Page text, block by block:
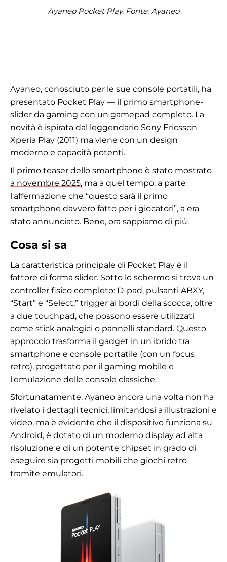
Ayaneo Pocket Play. Fonte: Ayaneo
Ayaneo, conosciuto per le sue console portatili, ha
presentato Pocket Play — il primo smartphone-
slider da gaming con un gamepad completo. La
novità è ispirata dal leggendario Sony Ericsson
Xperia Play (2011) ma viene con un design
moderno e capacità potenti.
Il primo teaser dello smartphone è stato mostrato
a novembre 2025, ma a quel tempo, a parte
l'affermazione che “questo sarà il primo
smartphone davvero fatto per i giocatori”, a era
stato annunciato. Bene, ora sappiamo di più.
Cosa si sa
La caratteristica principale di Pocket Play è il
fattore di forma slider. Sotto lo schermo si trova un
controller fisico completo: D-pad, pulsanti ABXY,
“Start” e “Select,” trigger ai bordi della scocca, oltre
a due touchpad, che possono essere utilizzati
come stick analogici o pannelli standard. Questo
approccio trasforma il gadget in un ibrido tra
smartphone e console portatile (con un focus
retro), progettato per il gaming mobile e
l'emulazione delle console classiche.
Sfortunatamente, Ayaneo ancora una volta non ha
rivelato i dettagli tecnici, limitandosi a illustrazioni e
video, ma è evidente che il dispositivo funziona su
Android, è dotato di un moderno display ad alta
risoluzione e di un potente chipset in grado di
eseguire sia progetti mobili che giochi retro
tramite emulatori.